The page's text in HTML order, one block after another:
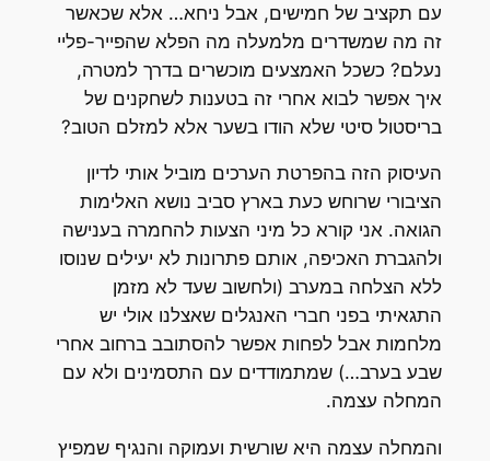
עם תקציב של חמישים, אבל ניחא… אלא שכאשר
זה מה שמשדרים מלמעלה מה הפלא שהפייר-פליי
נעלם? כשכל האמצעים מוכשרים בדרך למטרה,
איך אפשר לבוא אחרי זה בטענות לשחקנים של
בריסטול סיטי שלא הודו בשער אלא למזלם הטוב?
העיסוק הזה בהפרטת הערכים מוביל אותי לדיון
הציבורי שרוחש כעת בארץ סביב נושא האלימות
הגואה. אני קורא כל מיני הצעות להחמרה בענישה
ולהגברת האכיפה, אותם פתרונות לא יעילים שנוסו
ללא הצלחה במערב (ולחשוב שעד לא מזמן
התגאיתי בפני חברי האנגלים שאצלנו אולי יש
מלחמות אבל לפחות אפשר להסתובב ברחוב אחרי
שבע בערב…) שמתמודדים עם התסמינים ולא עם
המחלה עצמה.
והמחלה עצמה היא שורשית ועמוקה והנגיף שמפיץ